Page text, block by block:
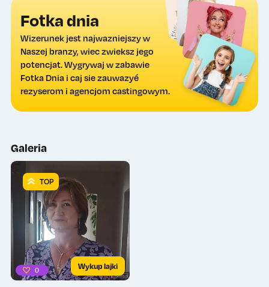
Fotka dnia
Wizerunek jest najwazniejszy w
Naszej branzy, wiec zwieksz jego
potencjat. Wygrywaj w zabawie
Fotka Dnia i caj sie zauwazyé
rezyserom i agencjom castingowym.
Galeria
TOP
0 Wykup lajki